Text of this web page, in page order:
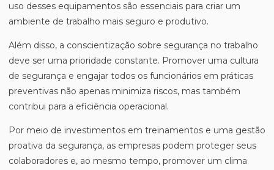
uso desses equipamentos são essenciais para criar um
ambiente de trabalho mais seguro e produtivo.
Além disso, a conscientização sobre segurança no trabalho
deve ser uma prioridade constante. Promover uma cultura
de segurança e engajar todos os funcionários em práticas
preventivas não apenas minimiza riscos, mas também
contribui para a eficiência operacional.
Por meio de investimentos em treinamentos e uma gestão
proativa da segurança, as empresas podem proteger seus
colaboradores e, ao mesmo tempo, promover um clima